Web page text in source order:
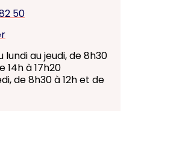
50
lundi au jeudi, de 8h30
14h à 17h20
de 8h30 à 12h et de